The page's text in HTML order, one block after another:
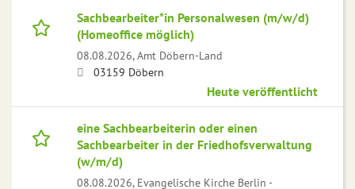
Sachbearbeiter*in Personalwesen (m/w/d)
(Homeoffice möglich)
08.08.2026,Amt Döbern-Land
03159 Döbern
Heute veröffentlicht
eine Sachbearbeiterin oder einen
Sachbearbeiter in der Friedhofsverwaltung
(w/m/d)
08.08.2026, Evangelische Kirche Berlin -